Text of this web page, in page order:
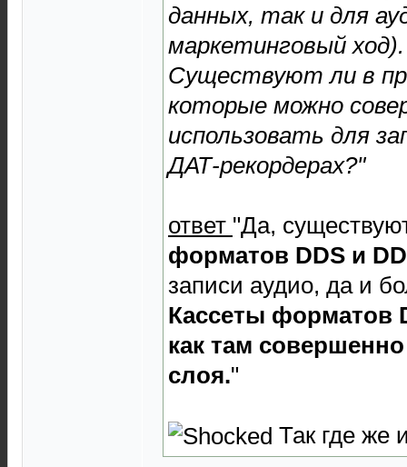
данных, так и для
маркетинговый ход).
Существуют ли в
которые можно
использовать для
ДАТ-рекордерах?"
ответ "Да,
форматов DDS и
записи аудио, да и
Кассеты форматов
как там
слоя."
Так где же